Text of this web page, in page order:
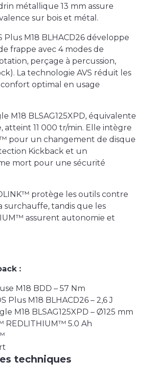
métallique 13 mm assure
sur bois et métal.
Plus M18 BLHACD26 développe
frappe avec 4 modes de
perçage à percussion,
La technologie AVS réduit les
optimal en usage
M18 BLSAG125XPD, équivalente
atteint 11 000 tr/min. Elle intègre
pour un changement de disque
Kickback et un
mort pour une sécurité
protège les outils contre
surchauffe, tandis que les
assurent autonomie et
:
M18 BDD – 57 Nm
Plus M18 BLHACD26 – 2,6 J
M18 BLSAG125XPD – Ø125 mm
REDLITHIUM™ 5.0 Ah
techniques